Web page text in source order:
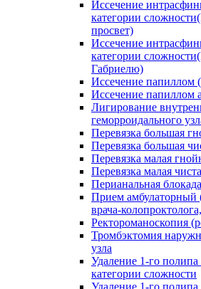
Иссечение
категории
просвет)
Иссечение
категории
Габриелю)
Иссечение папиллом
Иссечение папиллом
Лигирование
геморроидального
Перевязка большая
Перевязка большая
Перевязка малая
Перевязка малая
Перианальная блокада
Прием амбулаторный
врача-
Ректороманоскопия
Тромбэктомия
узла
Удаление 1-го полипа
категории сложности
Удаление 1-го полипа